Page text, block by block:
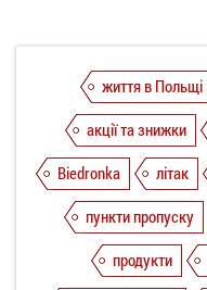
життя в Польщі
акції та знижки
Biedronka
літак
пункти пропуску
продукти